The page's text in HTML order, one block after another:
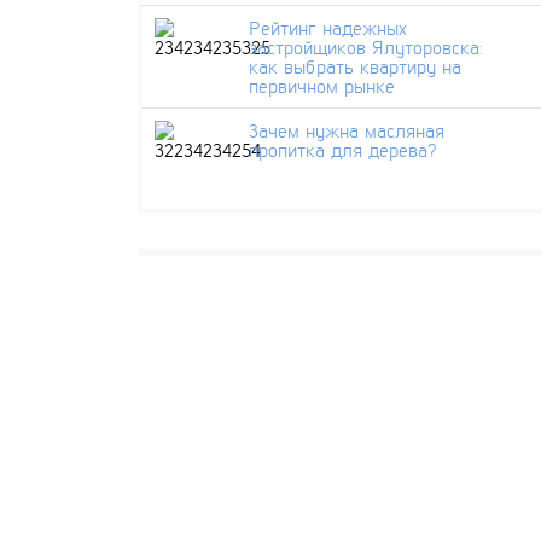
Рейтинг надежных
застройщиков Ялуторовска:
как выбрать квартиру на
первичном рынке
Зачем нужна масляная
пропитка для дерева?